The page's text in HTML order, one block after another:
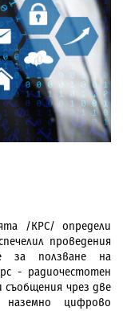
/КРС/ определи
проведения
за ползване на
- радиочестотен
съобщения чрез две
цифрово